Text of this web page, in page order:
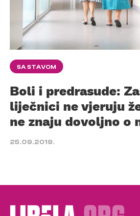
SA STAVOM
Boli i predrasude:
liječnici ne vjeruju
ne znaju dovoljno o
25.09.2019.